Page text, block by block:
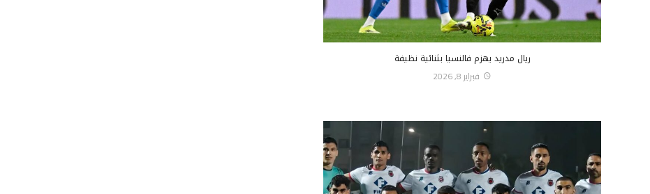
ريال مدريد يهزم فالنسيا بثنائية نظيفة
فبراير 8, 2026